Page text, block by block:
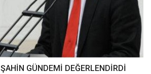
GÜNDEMİ DEĞERLENDİRDİ